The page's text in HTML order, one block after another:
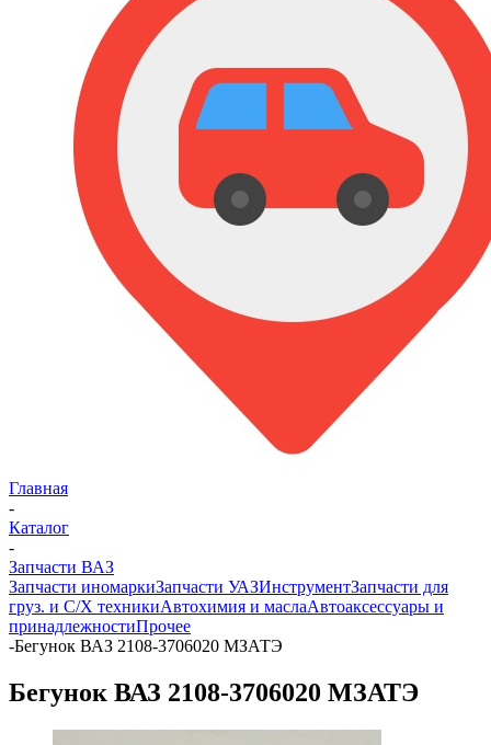
Главная
-
Каталог
-
Запчасти ВАЗ
Запчасти иномаркиЗапчасти УАЗИнструментЗапчасти для
груз. и С/Х техникиАвтохимия и маслаАвтоаксессуары и
принадлежностиПрочее
-Бегунок ВАЗ 2108-3706020 МЗАТЭ
Бегунок ВАЗ 2108-3706020 МЗАТЭ